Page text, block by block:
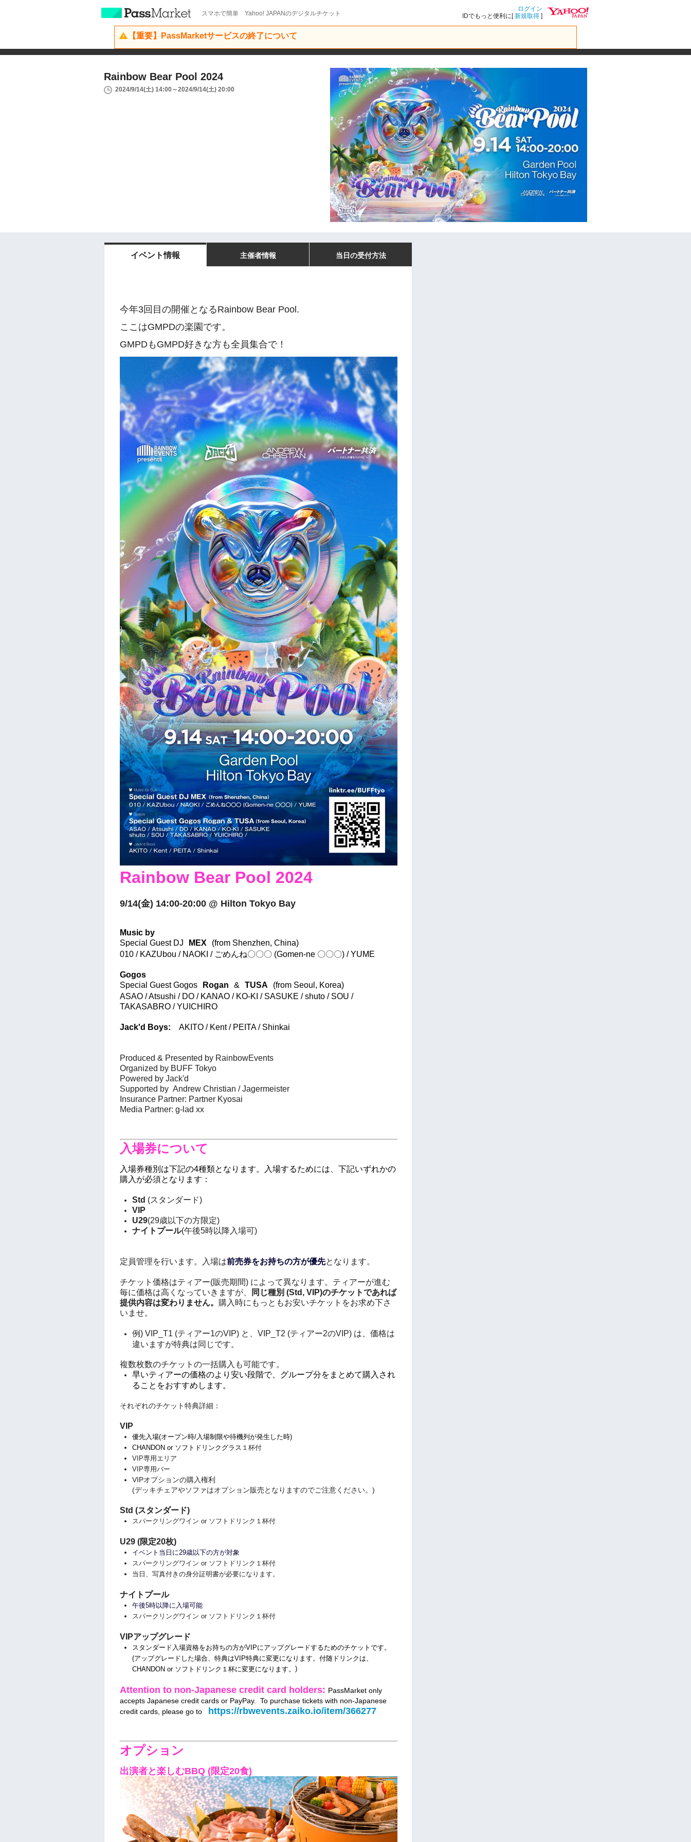
スマホで簡単 Yahoo! JAPANのデジタルチケット
ログイン
IDでもっと便利に[新規取得 ]
【重要】PassMarketサービスの終了について
Rainbow Bear Pool 2024
2024/9/14(土) 14:00～2024/9/14(土) 20:00
イベント情報 主催者情報 当日の受付方法
今年3回目の開催となるRainbow Bear Pool.
ここはGMPDの楽園です。
GMPDもGMPD好きな方も全員集合で！
Rainbow Bear Pool 2024
9/14(金) 14:00-20:00 @ Hilton Tokyo Bay
Music by
Special Guest DJ
MEX
(from Shenzhen, China)
010 / KAZUbou / NAOKI / ごめんね〇〇〇 (Gomen-ne 〇〇〇) / YUME
Gogos
Special Guest Gogos
Rogan & TUSA
(from Seoul, Korea)
ASAO / Atsushi / DO / KANAO / KO-KI / SASUKE / shuto / SOU /
TAKASABRO / YUICHIRO
Jack'd Boys: AKITO / Kent / PEITA / Shinkai
Produced & Presented by RainbowEvents
Organized by BUFF Tokyo
Powered by Jack'd
Supported by Andrew Christian / Jagermeister
Insurance Partner: Partner Kyosai
Media Partner: g-lad xx
入場券について
入場券種別は下記の4種類となります。入場するためには、下記いずれかの
購入が必須となります：
Std (スタンダード)
VIP
U29(29歳以下の方限定)
ナイトプール(午後5時以降入場可)
定員管理を行います。入場は前売券をお持ちの方が優先となります。
チケット価格はティアー(販売期間) によって異なります。ティアーが進む
毎に価格は高くなっていきますが、
同じ種別 (Std, VIP)のチケットであれば
提供内容は変わりません。 購入時にもっともお安いチケットをお求め下さ
いませ。
例) VIP_T1 (ティアー1のVIP) と、VIP_T2 (ティアー2のVIP) は、価格は
違いますが特典は同じです。
複数枚数のチケットの一括購入も可能です。
早いティアーの価格のより安い段階で、グループ分をまとめて購入され
ることをおすすめします。
それぞれのチケット特典詳細：
VIP
優先入場(オープン時/入場制限や待機列が発生した時)
CHANDON or ソフトドリンクグラス １杯付
VIP専用エリア
VIP専用バー
VIPオプションの購入権利
(デッキチェアやソファはオプション販売となりますのでご注意ください。)
Std (スタンダード)
スパークリングワイン or ソフトドリンク１杯付
U29 (限定20枚)
イベント当日に29歳以下の方が対象
スパークリングワイン or ソフトドリンク１杯付
当日、写真付きの身分証明書が必要になります。
ナイトプール
午後5時以降に入場可能
スパークリングワイン or ソフトドリンク１杯付
VIPアップグレード
スタンダード入場資格をお持ちの方がVIPにアップグレードするためのチケットです。
(アップグレードした場合、特典はVIP特典に変更になります。付随ドリンクは、
CHANDON or ソフトドリンク １杯に変更になります。 )
Attention to non-Japanese credit card holders: PassMarket only
accepts Japanese credit cards or PayPay. To purchase tickets with non-Japanese
credit cards, please go to
https://rbwevents.zaiko.io/item/366277
オプション
出演者と楽しむBBQ (限定20食)